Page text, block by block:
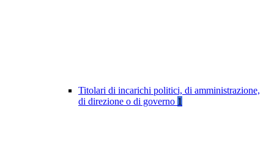
Titolari di incarichi politici, di amministrazione,
di direzione o di governo 1